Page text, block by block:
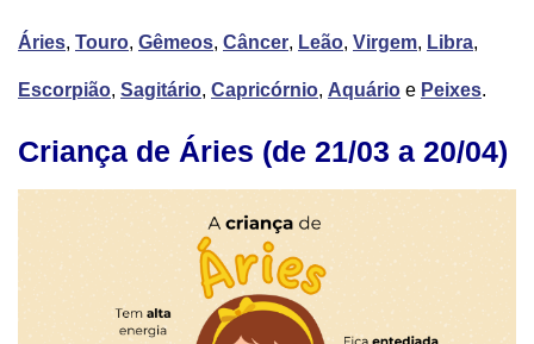
Áries, Touro, Gêmeos, Câncer, Leão, Virgem, Libra,
Escorpião, Sagitário, Capricórnio, Aquário e Peixes.
Criança de Áries (de 21/03 a 20/04)